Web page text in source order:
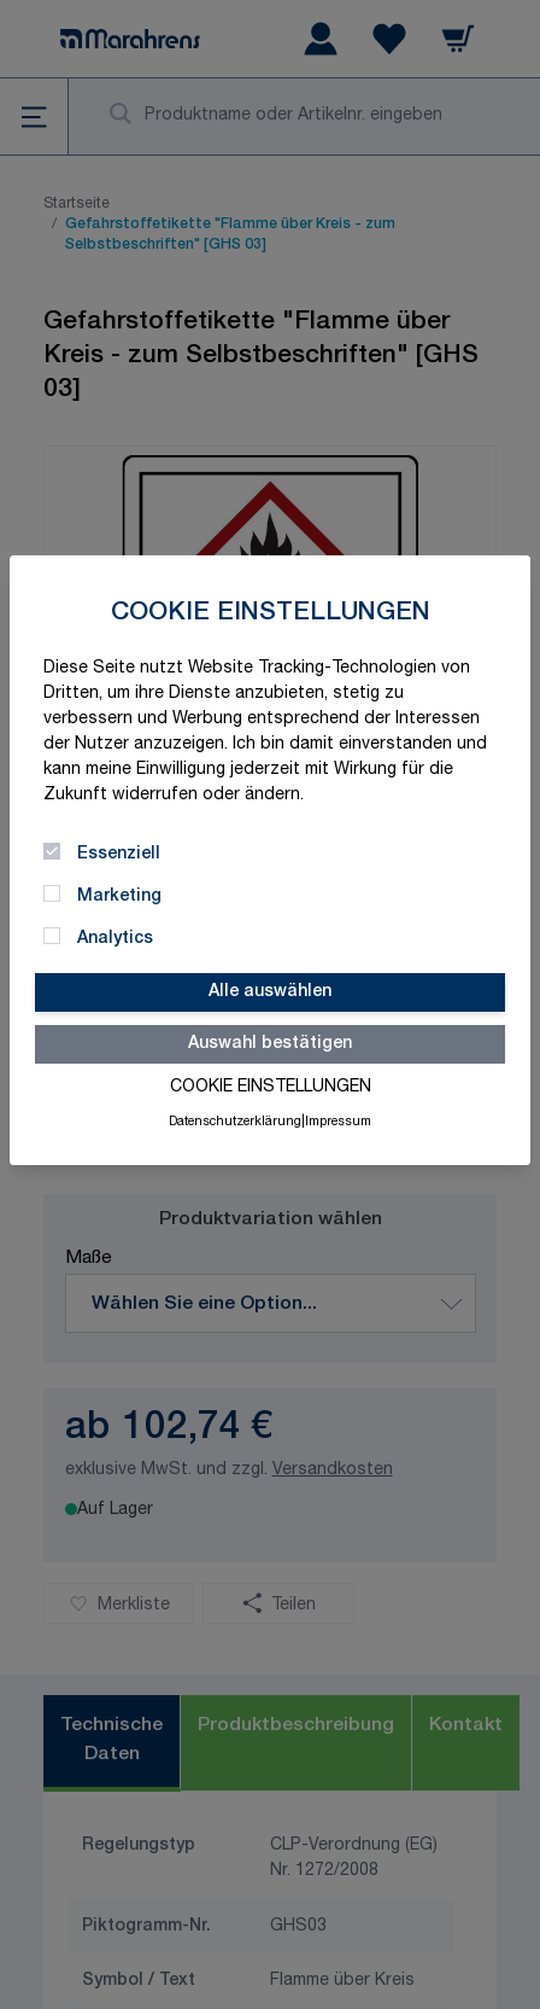
COOKIE EINSTELLUNGEN
Diese Seite nutzt Website Tracking-Technologien von
Dritten, um ihre Dienste anzubieten, stetig zu
verbessern und Werbung entsprechend der Interessen
der Nutzer anzuzeigen. Ich bin damit einverstanden und
kann meine Einwilligung jederzeit mit Wirkung für die
Zukunft widerrufen oder ändern.
Essenziell
Marketing
Analytics
Alle auswählen
Auswahl bestätigen
COOKIE EINSTELLUNGEN
Datenschutzerklärung Impressum
Warenkorb
Startseite
/ Gefahrstoffetikette "Flamme über Kreis - zum
Selbstbeschriften" [GHS 03]
Gefahrstoffetikette "Flamme über
Kreis - zum Selbstbeschriften" [GHS
03]
Produktvariation wählen
Maße
ab 102,74 €
exklusive MwSt. und zzgl. Versandkosten
Auf Lager
Merkliste Teilen
Technische
Daten
Produktbeschreibung Kontakt
Regelungstyp
CLP-Verordnung (EG)
Nr. 1272/2008
Piktogramm-Nr. GHS03
Symbol / Text Flamme über Kreis